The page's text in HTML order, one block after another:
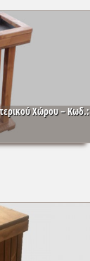
Χώρου – Κωδ.: